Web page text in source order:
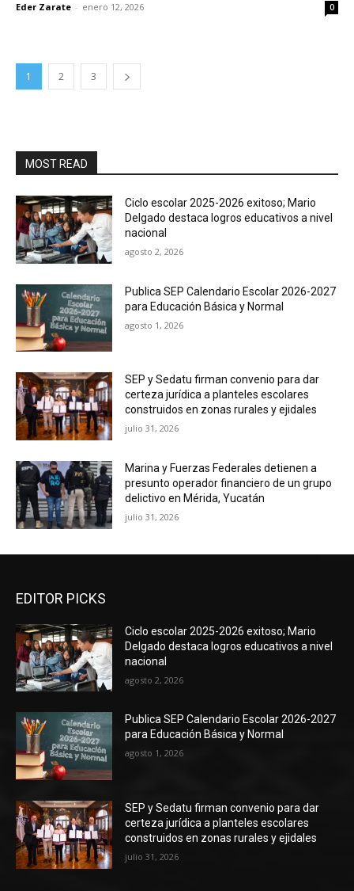
Eder Zarate - enero 12, 2026 0
1 2 3
MOST READ
Ciclo escolar 2025-2026 exitoso; Mario
Delgado destaca logros educativos a nivel
nacional
agosto 2, 2026
Publica SEP Calendario Escolar 2026-2027
para Educación Básica y Normal
agosto 1, 2026
SEP y Sedatu firman convenio para dar
certeza jurídica a planteles escolares
construidos en zonas rurales y ejidales
julio 31, 2026
Marina y Fuerzas Federales detienen a
presunto operador financiero de un grupo
delictivo en Mérida, Yucatán
julio 31, 2026
EDITOR PICKS
Ciclo escolar 2025-2026 exitoso; Mario
Delgado destaca logros educativos a nivel
nacional
agosto 2, 2026
Publica SEP Calendario Escolar 2026-2027
para Educación Básica y Normal
agosto 1, 2026
SEP y Sedatu firman convenio para dar
certeza jurídica a planteles escolares
construidos en zonas rurales y ejidales
julio 31, 2026